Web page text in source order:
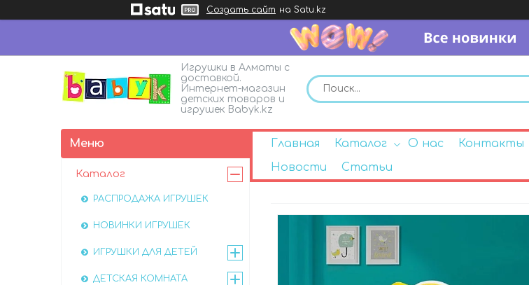
Создать сайт на Satu.kz
Игрушки в Алматы с
доставкой.
Интернет-магазин
детских товаров и
игрушек Babyk.kz
Главная Каталог О нас Контакты
Новости
Статьи
Каталог
РАСПРОДАЖА ИГРУШЕК
НОВИНКИ ИГРУШЕК
ИГРУШКИ ДЛЯ ДЕТЕЙ
ДЕТСКАЯ КОМНАТА